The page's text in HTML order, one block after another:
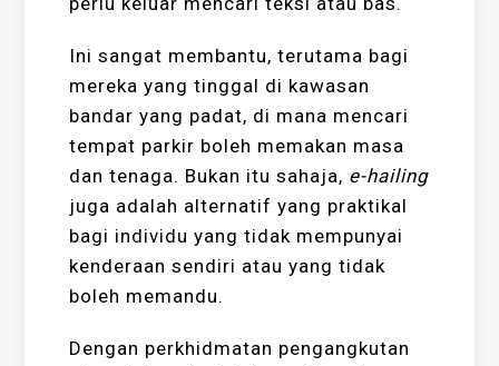
Ini sangat membantu, terutama bagi
mereka yang tinggal di kawasan
bandar yang padat, di mana mencari
tempat parkir boleh memakan masa
dan tenaga. Bukan itu sahaja, e-hailing
juga adalah alternatif yang praktikal
bagi individu yang tidak mempunyai
kenderaan sendiri atau yang tidak
boleh memandu.
Dengan perkhidmatan pengangkutan